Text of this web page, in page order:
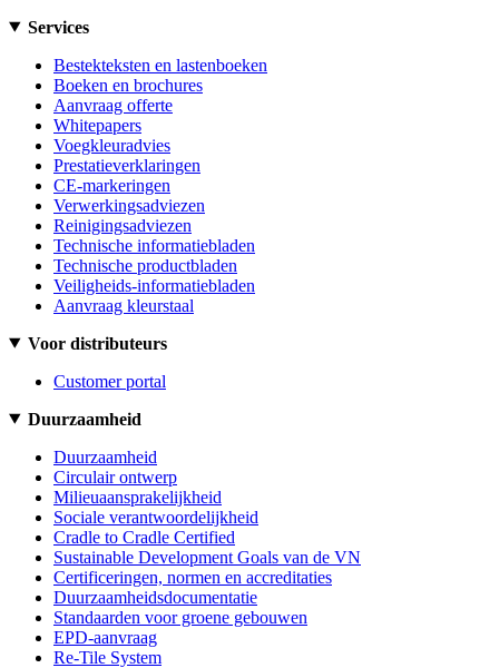
Services
Bestekteksten en lastenboeken
Boeken en brochures
Aanvraag offerte
Whitepapers
Voegkleuradvies
Prestatieverklaringen
CE-markeringen
Verwerkingsadviezen
Reinigingsadviezen
Technische informatiebladen
Technische productbladen
Veiligheids-informatiebladen
Aanvraag kleurstaal
Voor distributeurs
Customer portal
Duurzaamheid
Duurzaamheid
Circulair ontwerp
Milieuaansprakelijkheid
Sociale verantwoordelijkheid
Cradle to Cradle Certified
Sustainable Development Goals van de VN
Certificeringen, normen en accreditaties
Duurzaamheidsdocumentatie
Standaarden voor groene gebouwen
EPD-aanvraag
Re-Tile System